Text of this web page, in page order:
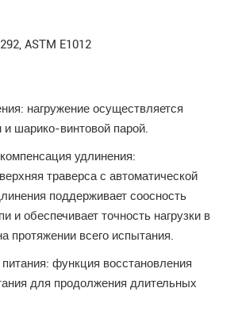
ASTM E1012
нагружение осуществляется
и шарико-винтовой парой.
удлинения:
траверса с автоматической
поддерживает соосность
и обеспечивает точность нагрузки в
протяжении всего испытания.
функция восстановления
для продолжения длительных